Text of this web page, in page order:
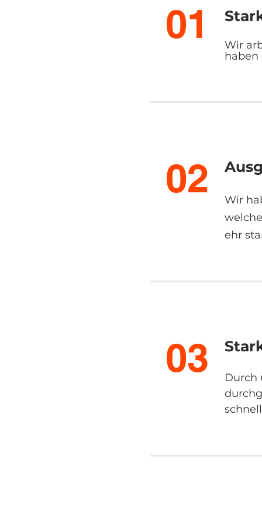
01
Wir
haben
02
Wir
ehr
03
Durch